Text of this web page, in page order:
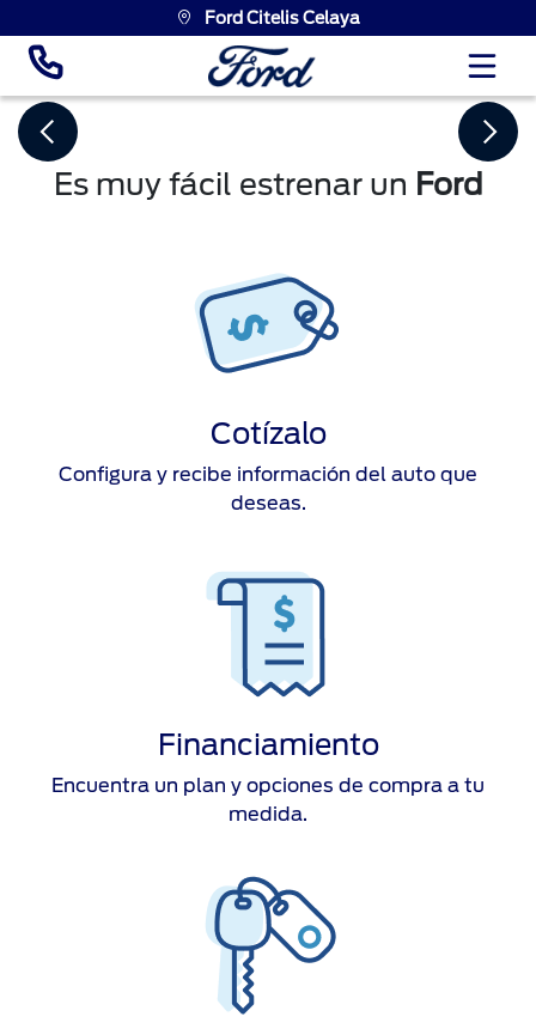
Ford Citelis Celaya
Es muy fácil estrenar un Ford
Cotízalo
Configura y recibe información del auto que
deseas.
Financiamiento
Encuentra un plan y opciones de compra a tu
medida.